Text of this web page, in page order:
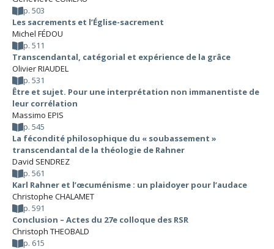
p. 503
Les sacrements et l’Église-sacrement
Michel FÉDOU
p. 511
Transcendantal, catégorial et expérience de la grâce
Olivier RIAUDEL
p. 531
Être et sujet. Pour une interprétation non immanentiste de
leur corrélation
Massimo EPIS
p. 545
La fécondité philosophique du « soubassement »
transcendantal de la théologie de Rahner
David SENDREZ
p. 561
Karl Rahner et l’œcuménisme : un plaidoyer pour l’audace
Christophe CHALAMET
p. 591
Conclusion – Actes du 27e colloque des RSR
Christoph THEOBALD
p. 615